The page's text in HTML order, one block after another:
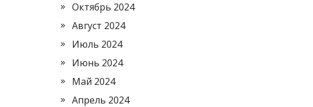
Октябрь 2024
Август 2024
Июль 2024
Июнь 2024
Май 2024
Апрель 2024